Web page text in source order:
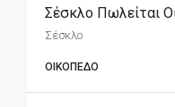
Σέσκλο Πωλείται
Σέσκλο
ΟΙΚΌΠΕΔΟ